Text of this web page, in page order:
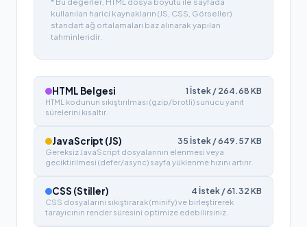
kullanılan harici kaynakların (JS, CSS, Görseller)
standart ağ ortalamaları baz alınarak yapılan
tahminleridir.
HTML Belgesi 1 İstek / 264.68 KB
HTML kodunun sıkıştırılması (gzip/brotli) sunucu yanıt
sürelerini kısaltır.
JavaScript (JS) 35 İstek /649.57 KB
Gereksiz JavaScript dosyalarının elenmesi veya
geciktirilmesi (defer/async) sayfa yüklenme hızını artırır.
CSS (Stiller) 4 İstek /61.32 KB
CSS dosyalarını sıkıştırarak (minify) ve birleştirerek
tarayıcının render süresini optimize edebilirsiniz.